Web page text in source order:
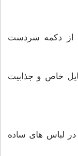
از دکمه سردست
خاص و جذابیت
لباس های ساده